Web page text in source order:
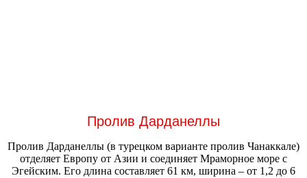
Пролив Дарданеллы
Пролив Дарданеллы (в турецком варианте пролив Чанаккале)
отделяет Европу от Азии и соединяет Мраморное море с
Эгейским. Его длина составляет 61 км, ширина – от 1,2 до 6